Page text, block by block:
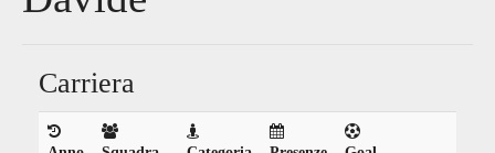
Carriera